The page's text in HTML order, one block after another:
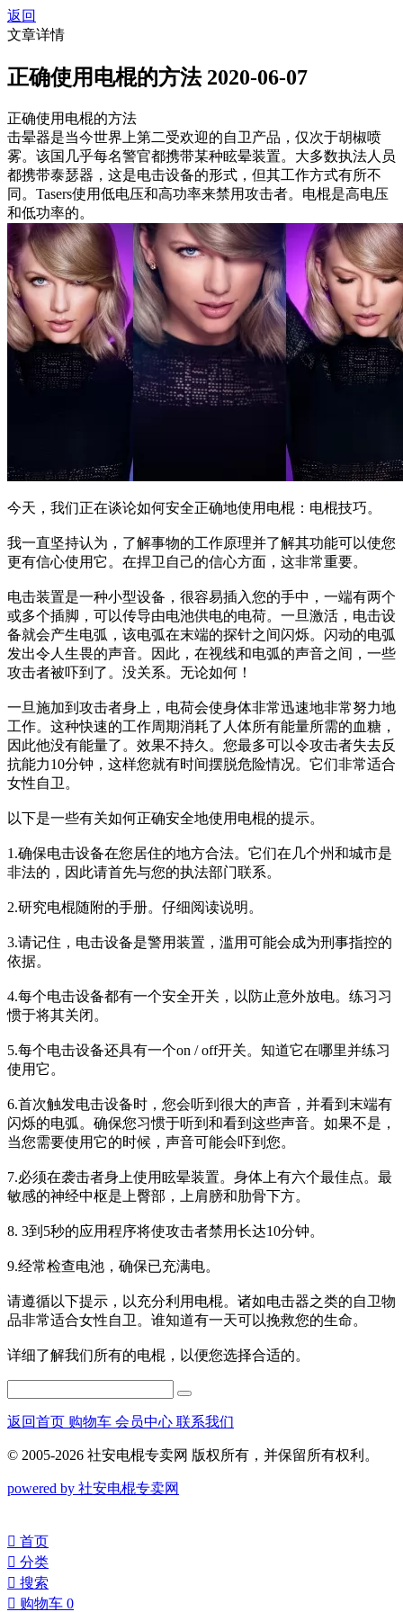
返回
文章详情
正确使用电棍的方法2020-06-07
正确使用电棍的方法
击晕器是当今世界上第二受欢迎的自卫产品，仅次于胡椒喷
雾。该国几乎每名警官都携带某种眩晕装置。大多数执法人员
都携带泰瑟器，这是电击设备的形式，但其工作方式有所不
同。Tasers使用低电压和高功率来禁用攻击者。电棍是高电压
和低功率的。
今天，我们正在谈论如何安全正确地使用电棍：电棍技巧。
我一直坚持认为，了解事物的工作原理并了解其功能可以使您
更有信心使用它。在捍卫自己的信心方面，这非常重要。
电击装置是一种小型设备，很容易插入您的手中，一端有两个
或多个插脚，可以传导由电池供电的电荷。一旦激活，电击设
备就会产生电弧，该电弧在末端的探针之间闪烁。闪动的电弧
发出令人生畏的声音。因此，在视线和电弧的声音之间，一些
攻击者被吓到了。没关系。无论如何！
一旦施加到攻击者身上，电荷会使身体非常迅速地非常努力地
工作。这种快速的工作周期消耗了人体所有能量所需的血糖，
因此他没有能量了。效果不持久。您最多可以令攻击者失去反
抗能力10分钟，这样您就有时间摆脱危险情况。它们非常适合
女性自卫。
以下是一些有关如何正确安全地使用电棍的提示。
1.确保电击设备在您居住的地方合法。它们在几个州和城市是
非法的，因此请首先与您的执法部门联系。
2.研究电棍随附的手册。仔细阅读说明。
3.请记住，电击设备是警用装置，滥用可能会成为刑事指控的
依据。
4.每个电击设备都有一个安全开关，以防止意外放电。练习习
惯于将其关闭。
5.每个电击设备还具有一个on / off开关。知道它在哪里并练习
使用它。
6.首次触发电击设备时，您会听到很大的声音，并看到末端有
闪烁的电弧。确保您习惯于听到和看到这些声音。如果不是，
当您需要使用它的时候，声音可能会吓到您。
7.必须在袭击者身上使用眩晕装置。身体上有六个最佳点。最
敏感的神经中枢是上臀部，上肩膀和肋骨下方。
8. 3到5秒的应用程序将使攻击者禁用长达10分钟。
9.经常检查电池，确保已充满电。
请遵循以下提示，以充分利用电棍。诸如电击器之类的自卫物
品非常适合女性自卫。谁知道有一天可以挽救您的生命。
详细了解我们所有的电棍，以便您选择合适的。
返回首页 购物车 会员中心 联系我们
© 2005-2026 社安电棍专卖网 版权所有，并保留所有权利。
powered by 社安电棍专卖网
󰀁 首页
󰀂 分类
󰀃 搜索
󰀄 购物车 0